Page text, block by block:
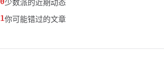
少数派的近期动态
你可能错过的文章